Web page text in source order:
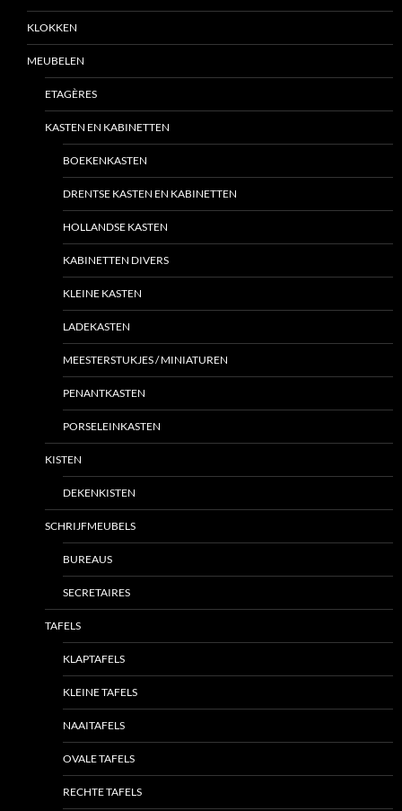
KLOKKEN
MEUBELEN
ETAGÈRES
KASTEN EN KABINETTEN
BOEKENKASTEN
DRENTSE KASTEN EN KABINETTEN
HOLLANDSE KASTEN
KABINETTEN DIVERS
KLEINE KASTEN
LADEKASTEN
MEESTERSTUKJES / MINIATUREN
PENANTKASTEN
PORSELEINKASTEN
KISTEN
DEKENKISTEN
SCHRIJFMEUBELS
BUREAUS
SECRETAIRES
TAFELS
KLAPTAFELS
KLEINE TAFELS
NAAITAFELS
OVALE TAFELS
RECHTE TAFELS